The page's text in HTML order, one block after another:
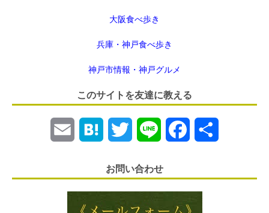
大阪食べ歩き
兵庫・神戸食べ歩き
神戸市情報・神戸グルメ
このサイトを友達に教える
a t i n c
お問い合わせ